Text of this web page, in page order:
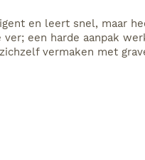
en leert snel, maar
een harde aanpak
vermaken met